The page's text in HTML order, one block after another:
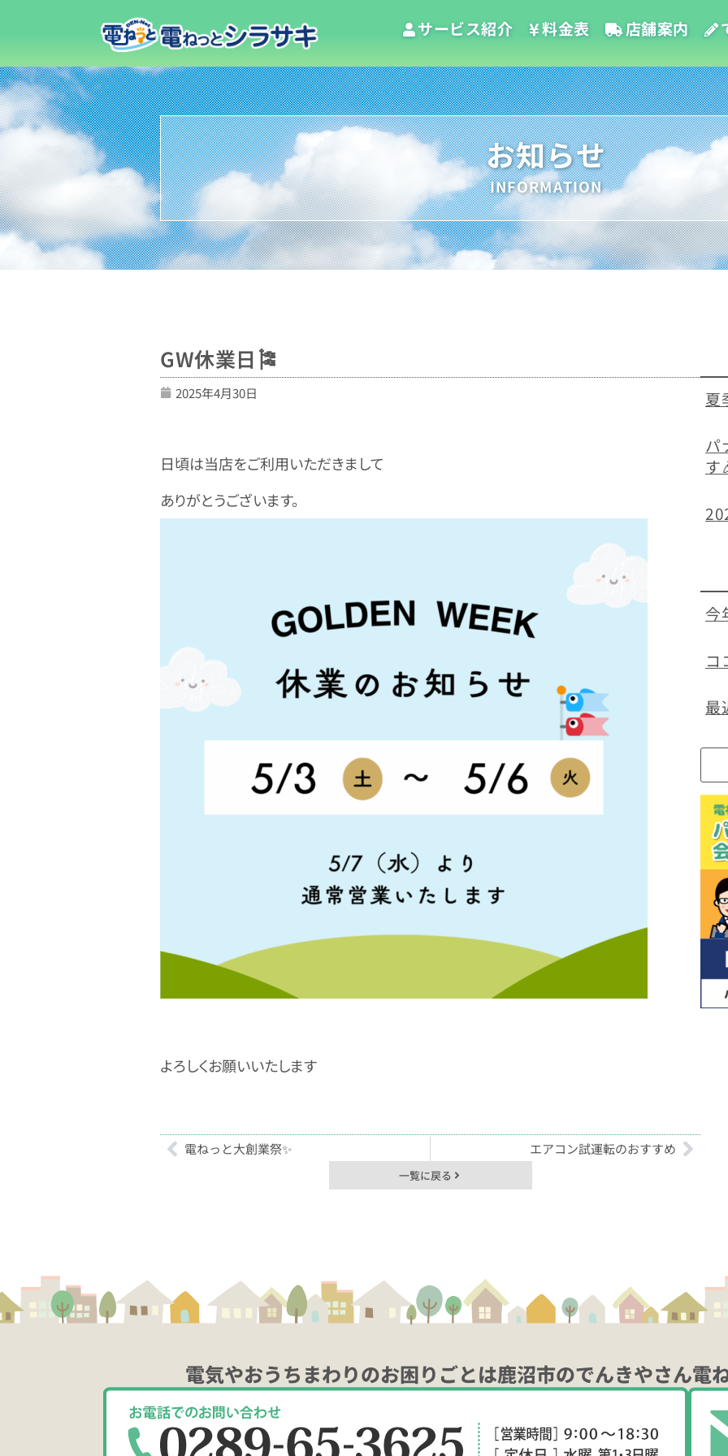
サービス紹介 料金表 店舗案内
お知らせ
INFORMATION
GW休業日🎏
2025年4月30日
日頃は当店をご利用いただきまして
ありがとうございます。
よろしくお願いいたします
電ねっと大創業祭✨ エアコン試運転のおすすめ
一覧に戻る
夏
パ
す
今
コ
最
電気やおうちまわりのお困りごとは鹿沼市のでんきやさん電